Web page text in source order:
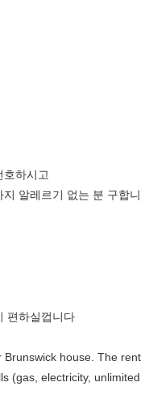
하시고
알레르기 없는 분 구합니
편하실껍니다
house. The rent
(gas, electricity, unlimited